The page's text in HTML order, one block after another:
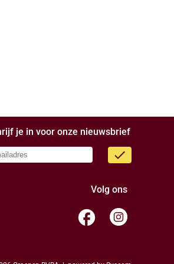
je in voor onze nieuwsbrief
done
Volg ons
facebook